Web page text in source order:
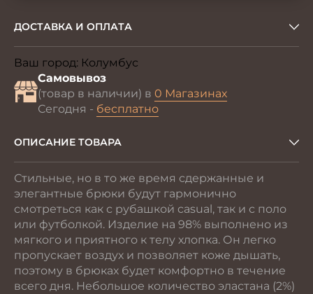
ДОСТАВКА И ОПЛАТА
Ваш город: Колумбус
Самовывоз
(товар в наличии) в 0 Магазинах
Сегодня - бесплатно
ОПИСАНИЕ ТОВАРА
Стильные, но в то же время сдержанные и
элегантные брюки будут гармонично
смотреться как с рубашкой casual, так и с поло
или футболкой. Изделие на 98% выполнено из
мягкого и приятного к телу хлопка. Он легко
пропускает воздух и позволяет коже дышать,
поэтому в брюках будет комфортно в течение
всего дня. Небольшое количество эластана (2%)